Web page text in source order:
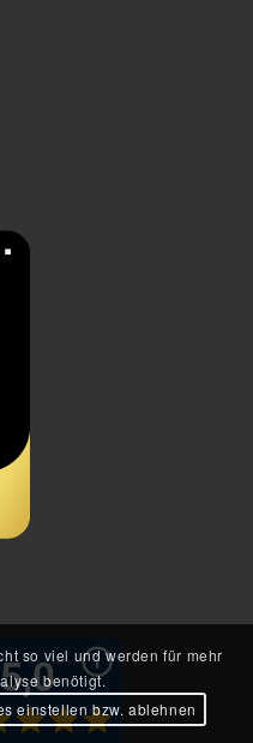
so viel und werden für mehr
benötigt.
einstellen bzw. ablehnen